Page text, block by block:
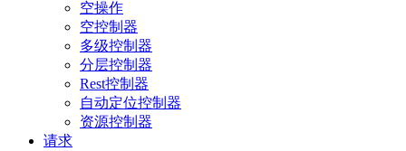
空操作
空控制器
多级控制器
分层控制器
Rest控制器
自动定位控制器
资源控制器
请求